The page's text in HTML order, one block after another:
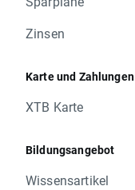
Zinsen
Karte und Zahlungen
XTB Karte
Bildungsangebot
Wissensartikel